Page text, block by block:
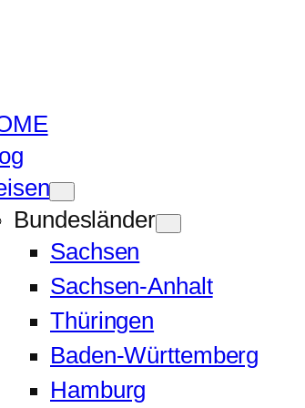
Bundesländer
Sachsen
Sachsen-Anhalt
Thüringen
Baden-Württemberg
Hamburg